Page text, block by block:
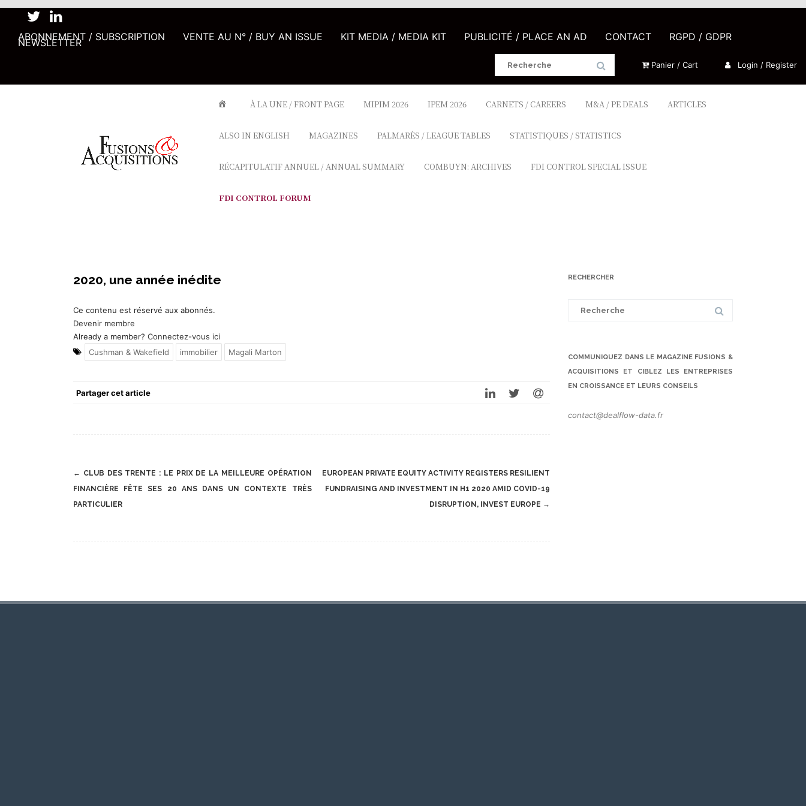
ABONNEMENT / SUBSCRIPTION VENTE AU N° / BUY AN ISSUE KIT MEDIA / MEDIA KIT PUBLICITÉ / PLACE AN AD CONTACT RGPD / GDPR
NEWSLETTER
Search
Panier / Cart Login / Register
À LA UNE / FRONT PAGE MIPIM 2026 IPEM 2026 CARNETS / CAREERS M&A / PE DEALS ARTICLES
ALSO IN ENGLISH MAGAZINES PALMARÈS / LEAGUE TABLES STATISTIQUES / STATISTICS
RÉCAPITULATIF ANNUEL / ANNUAL SUMMARY COMBUYN: ARCHIVES FDI CONTROL SPECIAL ISSUE
FDI CONTROL FORUM
2020, une année inédite
Ce contenu est réservé aux abonnés.
Devenir membre
Already a member? Connectez-vous ici
Cushman & Wakefield
immobilier Magali Marton
Partager cet article
Post
navigation
← CLUB DES TRENTE : LE PRIX DE LA MEILLEURE OPÉRATION
FINANCIÈRE FÊTE SES 20 ANS DANS UN CONTEXTE TRÈS
PARTICULIER
EUROPEAN PRIVATE EQUITY ACTIVITY REGISTERS RESILIENT
FUNDRAISING AND INVESTMENT IN H1 2020 AMID COVID-19
DISRUPTION, INVEST EUROPE →
RECHERCHER
COMMUNIQUEZ DANS LE MAGAZINE FUSIONS &
ACQUISITIONS ET CIBLEZ LES ENTREPRISES
EN CROISSANCE ET LEURS CONSEILS
contact@dealflow-data.fr